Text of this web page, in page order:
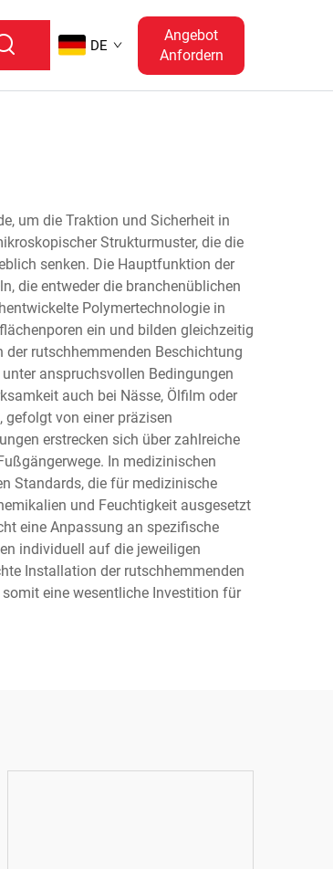
DE
Angebot
Anfordern
um die Traktion und Sicherheit in
Strukturmuster, die die
senken. Die Hauptfunktion der
die entweder die branchenüblichen
Polymertechnologie in
ein und bilden gleichzeitig
rutschhemmenden Beschichtung
anspruchsvollen Bedingungen
auch bei Nässe, Ölfilm oder
von einer präzisen
erstrecken sich über zahlreiche
In medizinischen
Standards, die für medizinische
und Feuchtigkeit ausgesetzt
eine Anpassung an spezifische
individuell auf die jeweiligen
Installation der rutschhemmenden
eine wesentliche Investition für